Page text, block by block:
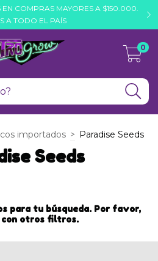
EN COMPRAS MAYORES A $150.000.
A TODO EL PAÍS
0
importados > Paradise Seeds
Seeds
para tu búsqueda. Por favor,
otros filtros.